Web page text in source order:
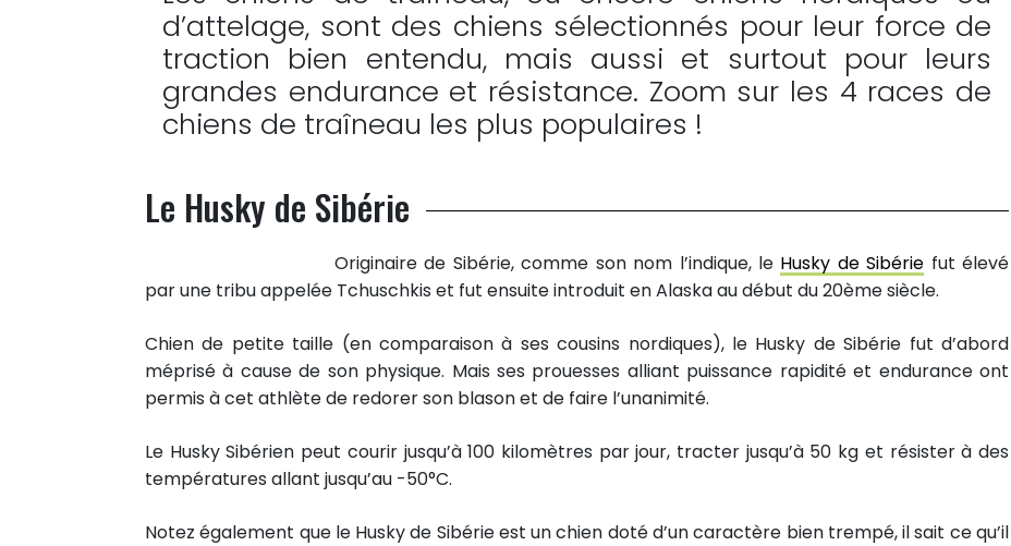
d’attelage, sont des chiens sélectionnés pour leur force de
traction bien entendu, mais aussi et surtout pour leurs
grandes endurance et résistance. Zoom sur les 4 races de
chiens de traîneau les plus populaires !
Le Husky de Sibérie
Originaire de Sibérie, comme son nom l’indique, le Husky de Sibérie fut élevé
par une tribu appelée Tchuschkis et fut ensuite introduit en Alaska au début du 20ème siècle.
Chien de petite taille (en comparaison à ses cousins nordiques), le Husky de Sibérie fut d’abord
méprisé à cause de son physique. Mais ses prouesses alliant puissance rapidité et endurance ont
permis à cet athlète de redorer son blason et de faire l’unanimité.
Le Husky Sibérien peut courir jusqu’à 100 kilomètres par jour, tracter jusqu’à 50 kg et résister à des
températures allant jusqu’au -50°C.
Notez également que le Husky de Sibérie est un chien doté d’un caractère bien trempé, il sait ce qu’il